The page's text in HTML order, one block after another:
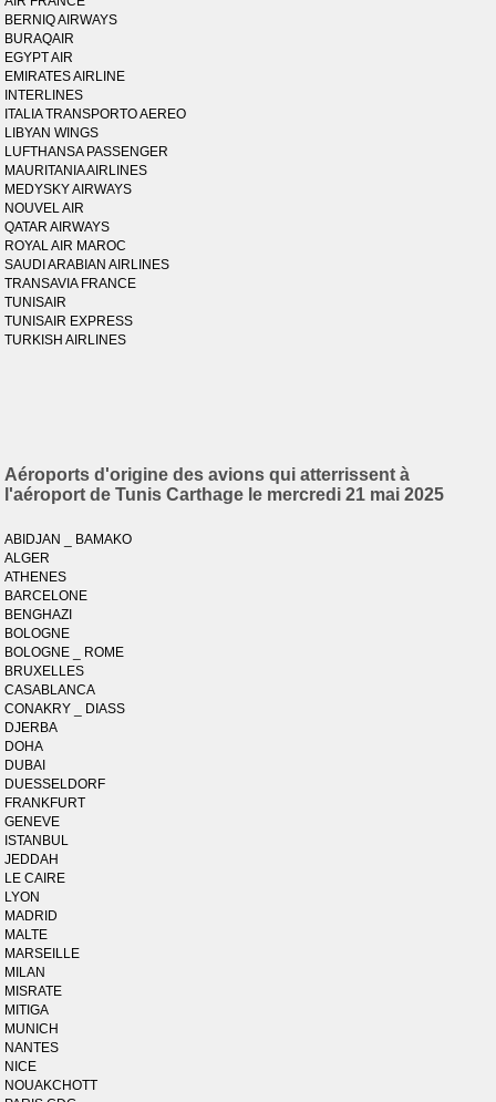
BERNIQ AIRWAYS
BURAQAIR
EGYPT AIR
EMIRATES AIRLINE
INTERLINES
ITALIA TRANSPORTO AEREO
LIBYAN WINGS
LUFTHANSA PASSENGER
MAURITANIA AIRLINES
MEDYSKY AIRWAYS
NOUVEL AIR
QATAR AIRWAYS
ROYAL AIR MAROC
SAUDI ARABIAN AIRLINES
TRANSAVIA FRANCE
TUNISAIR
TUNISAIR EXPRESS
TURKISH AIRLINES
Aéroports d'origine des avions qui atterrissent à
l'aéroport de Tunis Carthage le mercredi 21 mai 2025
ABIDJAN _ BAMAKO
ALGER
ATHENES
BARCELONE
BENGHAZI
BOLOGNE
BOLOGNE _ ROME
BRUXELLES
CASABLANCA
CONAKRY _ DIASS
DJERBA
DOHA
DUBAI
DUESSELDORF
FRANKFURT
GENEVE
ISTANBUL
JEDDAH
LE CAIRE
LYON
MADRID
MALTE
MARSEILLE
MILAN
MISRATE
MITIGA
MUNICH
NANTES
NICE
NOUAKCHOTT